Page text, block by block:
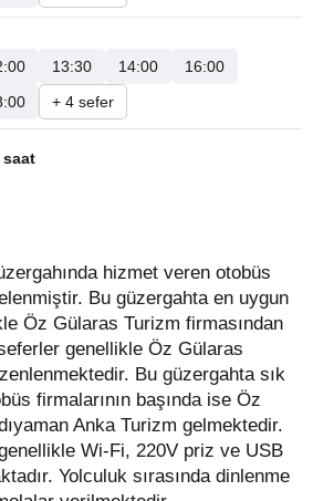
13:30 14:00
16:00
+ 4 sefer
saat
Bu güzergahta en uygun
Öz Gülaras Turizm firmasından
genellikle Öz Gülaras
Bu güzergahta sık
firmalarının başında ise Öz
Anka Turizm gelmektedir.
Wi-Fi, 220V priz ve USB
Yolculuk sırasında dinlenme